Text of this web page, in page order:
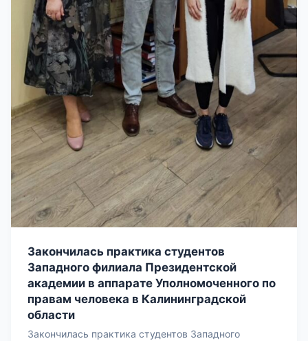
Закончилась практика студентов
Западного филиала Президентской
академии в аппарате Уполномоченного по
правам человека в Калининградской
области
Закончилась практика студентов Западного